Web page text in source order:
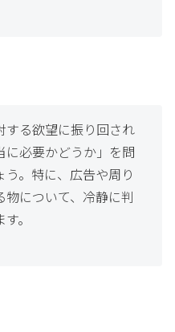
する欲望に振り回され
に必要かどうか」を問
。特に、広告や周り
について、冷静に判
。